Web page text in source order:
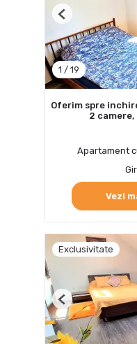
1 / 19
Previous
Oferim spre
2 camere,
Apartament
Vezi
Exclusivitate
Previous